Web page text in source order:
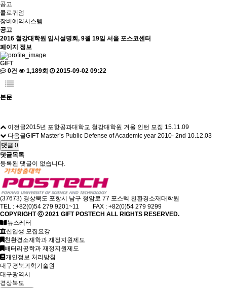
공고
콜로퀴엄
장비예약시스템
공고
2016 철강대학원 입시설명회, 9월 19일 서울 포스코센터
페이지 정보
GIFT
0건
1,189회 2015-09-02 09:22
본문
이전글2015년 포항공과대학교 철강대학원 겨울 인턴 모집 15.11.09
다음글GIFT Master’s Public Defense of Academic year 2010- 2nd 10.12.03
댓글 0
댓글목록
등록된 댓글이 없습니다.
(37673) 경상북도 포항시 남구 청암로 77 포스텍 친환경소재대학원
TEL : +82(0)54 279 9201~11 FAX : +82(0)54 279 9299
COPYRIGHT ⓒ 2021 GIFTPOSTECH ALL RIGHTS RESERVED.
뉴스레터
신입생 모집요강
친환경소재학과 재정지원제도
배터리공학과 재정지원제도
개인정보 처리방침
대구경북과학기술원
대구광역시
경상북도